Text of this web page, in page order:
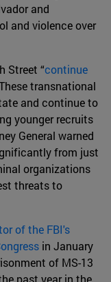
and
and violence over
Street “continue
These transnational
and continue to
younger recruits
General warned
from just
organizations
threats to
of the FBI's
in January
of MS-13
past year in the